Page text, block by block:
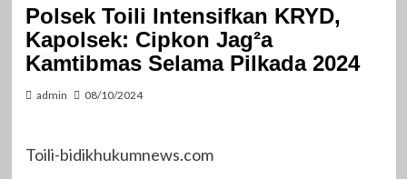
Polsek Toili Intensifkan KRYD,
Kapolsek: Cipkon Jag²a
Kamtibmas Selama Pilkada 2024
admin 08/10/2024
Toili-bidikhukumnews.com